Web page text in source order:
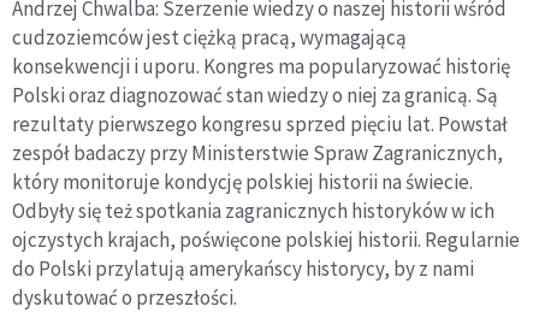
Andrzej Chwalba: Szerzenie wiedzy o naszej historii wśród
cudzoziemców jest ciężką pracą, wymagającą
konsekwencji i uporu. Kongres ma popularyzować historię
Polski oraz diagnozować stan wiedzy o niej za granicą. Są
rezultaty pierwszego kongresu sprzed pięciu lat. Powstał
zespół badaczy przy Ministerstwie Spraw Zagranicznych,
który monitoruje kondycję polskiej historii na świecie.
Odbyły się też spotkania zagranicznych historyków w ich
ojczystych krajach, poświęcone polskiej historii. Regularnie
do Polski przylatują amerykańscy historycy, by z nami
dyskutować o przeszłości.